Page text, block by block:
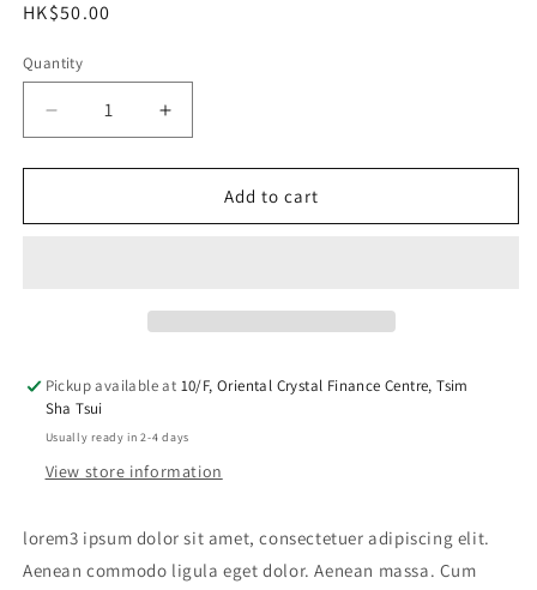
Regular
HK$50.00
Quantity
Decrease
quantity
for
Soap
Increase
quantity
for
lorem3
Soap
Add to cart
Pickup available at 10/F, Oriental Crystal Finance Centre, Tsim
Sha Tsui
Usually ready in 2-4 days
View store information
lorem3 ipsum dolor sit amet, consectetuer adipiscing elit.
Aenean commodo ligula eget dolor. Aenean massa. Cum